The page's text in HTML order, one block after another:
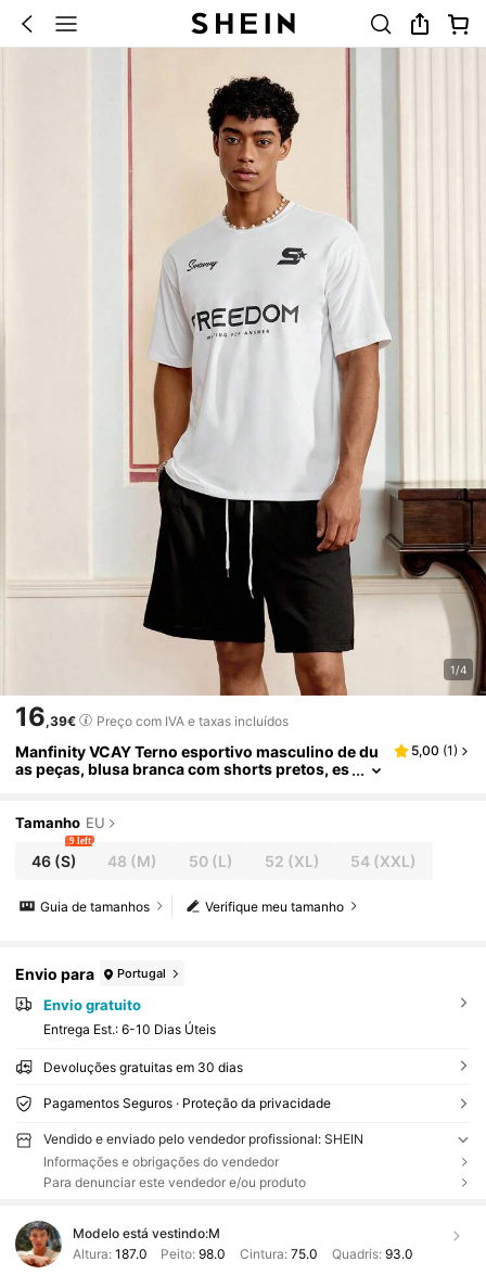
1/4
16,39€ Preço com IVA e taxas incluídos
Manfinity VCAY Terno esportivo masculino de du
as peças, blusa branca com shorts pretos, es
5,00 (1)
Tamanho EU
46(S)
9 left
48 (M) 50(L) 52 (XL) 54 (XXL)
Verifique meu tamanho
Guia de tamanhos
Envio para Portugal
Envio gratuito
Entrega Est.: 6-10 Dias Úteis
Devoluções gratuitas em 30 dias
Pagamentos Seguros · Proteção da privacidade
Vendido e enviado pelo vendedor profissional: SHEIN
Informações e obrigações do vendedor
Para denunciar este vendedor e/ou produto
Modelo está vestindo:M
Altura: 187.0 Peito:98.0 Cintura: 75.0 Quadris: 93.0